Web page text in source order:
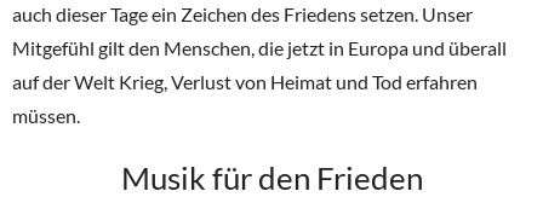
auch dieser Tage ein Zeichen des Friedens setzen. Unser
Mitgefühl gilt den Menschen, die jetzt in Europa und überall
auf der Welt Krieg, Verlust von Heimat und Tod erfahren
müssen.
Musik für den Frieden